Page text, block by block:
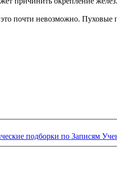
почти невозможно.
подборки по Записям